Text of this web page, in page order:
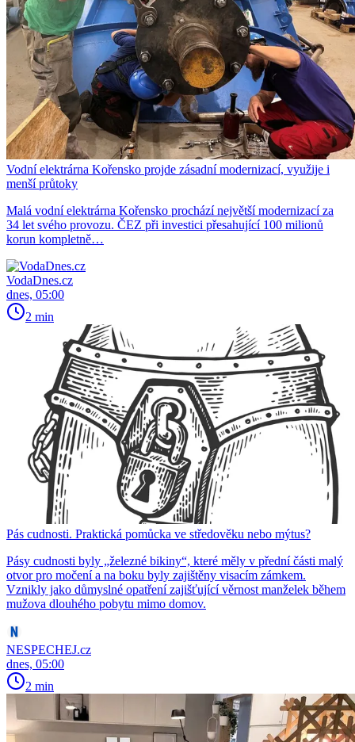
Vodní elektrárna Kořensko projde zásadní modernizací, využije i
menší průtoky
Malá vodní elektrárna Kořensko prochází největší modernizací za
34 let svého provozu. ČEZ při investici přesahující 100 milionů
korun kompletně…
VodaDnes.cz
dnes, 05:00
2 min
Pás cudnosti. Praktická pomůcka ve středověku nebo mýtus?
Pásy cudnosti byly „železné bikiny“, které měly v přední části malý
otvor pro močení a na boku byly zajištěny visacím zámkem.
Vznikly jako důmyslné opatření zajišťující věrnost manželek během
mužova dlouhého pobytu mimo domov.
NESPECHEJ.cz
dnes, 05:00
2 min